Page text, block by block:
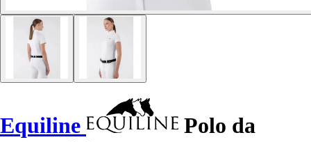
Equiline
Polo da